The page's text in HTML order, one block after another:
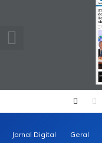
Jornal Digital Geral